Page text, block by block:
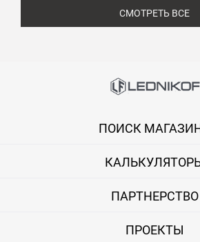
СМОТРЕТЬ ВСЕ
ПОИСК
ПАРТНЕРСТВО
ПРОЕКТЫ